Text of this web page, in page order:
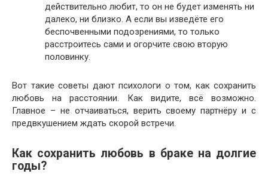
действительно любит, то он не будет изменять ни
далеко, ни близко. А если вы изведёте его
беспочвенными подозрениями, то только
расстроитесь сами и огорчите свою вторую
половинку.
Вот такие советы дают психологи о том, как сохранить
любовь на расстоянии. Как видите, всё возможно.
Главное – не отчаиваться, верить своему партнёру и с
предвкушением ждать скорой встречи.
Как сохранить любовь в браке на долгие
годы?